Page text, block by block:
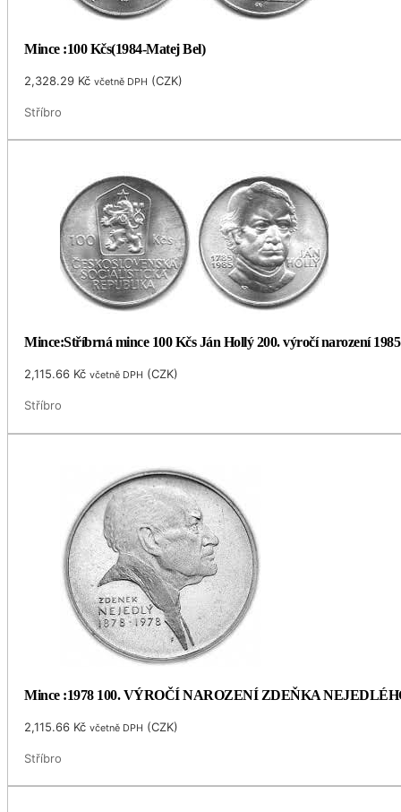
Mince :100 Kčs(1984-Matej Bel)
2,328.29 Kč včetně DPH (CZK)
Stříbro
Mince:Stříbrná mince 100 Kčs Ján Hollý 200. výročí narození 1985
2,115.66 Kč včetně DPH (CZK)
Stříbro
Mince :1978 100. VÝROČÍ NAROZENÍ ZDEŇKA
2,115.66 Kč včetně DPH (CZK)
Stříbro